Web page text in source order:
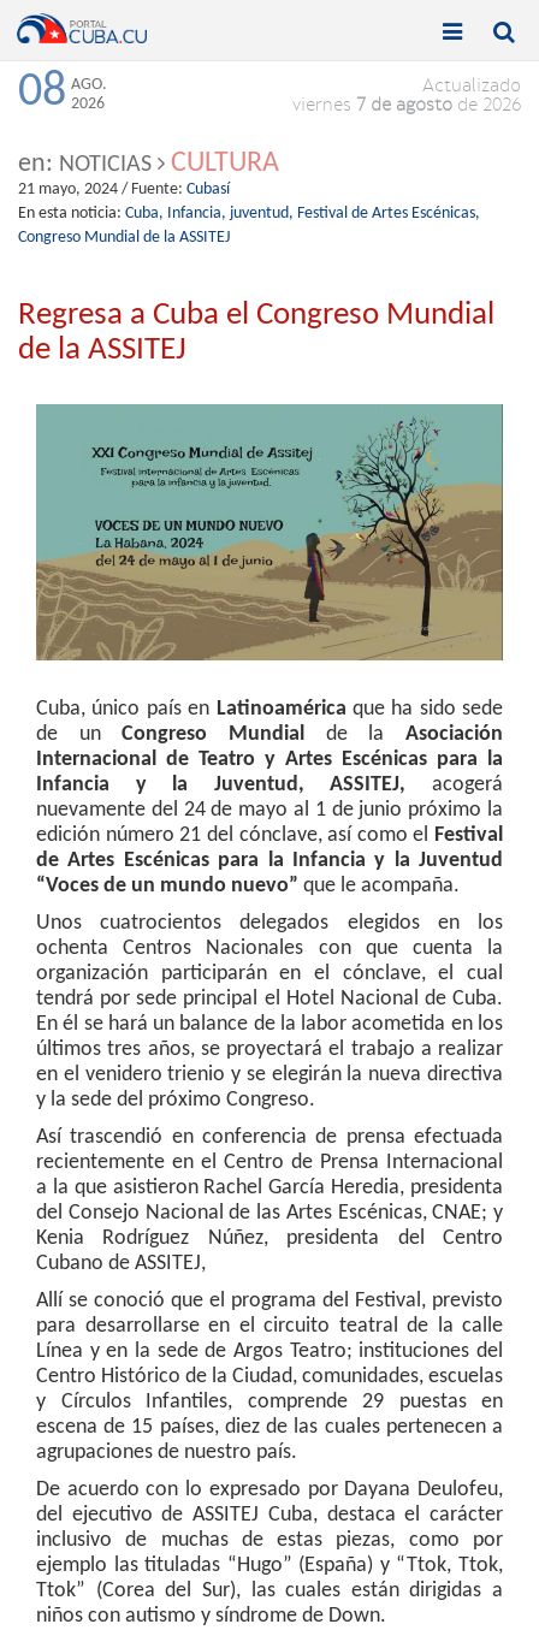
Toggle

Toggle

08 AGO.
2026
Actualizado
viernes 7 de agosto de 2026
en: NOTICIAS CULTURA
21 mayo, 2024 / Fuente: Cubasí
En esta noticia: Cuba, Infancia, juventud, Festival de Artes Escénicas,
Congreso Mundial de la ASSITEJ
Regresa a Cuba el Congreso Mundial
de la ASSITEJ
Cuba, único país en Latinoamérica que ha sido sede
de unCongreso Mundial de laAsociación
Internacional de Teatro y Artes Escénicas para la
Infancia y la Juventud, ASSITEJ, acogerá
nuevamente del 24 de mayo al 1 de junio próximo la
edición número 21 del cónclave, así como el Festival
de Artes Escénicas para la Infancia y la Juventud
“Voces de un mundo nuevo” que le acompaña.
Unos cuatrocientos delegados elegidos en los
ochenta Centros Nacionales con que cuenta la
organización participarán en el cónclave, el cual
tendrá por sede principal el Hotel Nacional de Cuba.
En él se hará un balance de la labor acometida en los
últimos tres años, se proyectará el trabajo a realizar
en el venidero trienio y se elegirán la nueva directiva
y la sede del próximo Congreso.
Así trascendió en conferencia de prensa efectuada
recientemente en el Centro de Prensa Internacional
a la que asistieron Rachel García Heredia, presidenta
del Consejo Nacional de las Artes Escénicas, CNAE; y
Kenia Rodríguez Núñez, presidenta del Centro
Cubano de ASSITEJ,
Allí se conoció que el programa del Festival, previsto
para desarrollarse en el circuito teatral de la calle
Línea y en la sede de Argos Teatro; instituciones del
Centro Histórico de la Ciudad, comunidades, escuelas
y Círculos Infantiles, comprende 29 puestas en
escena de 15 países, diez de las cuales pertenecen a
agrupaciones de nuestro país.
De acuerdo con lo expresado por Dayana Deulofeu,
del ejecutivo de ASSITEJ Cuba, destaca el carácter
inclusivo de muchas de estas piezas, como por
ejemplo las tituladas “Hugo” (España) y “Ttok, Ttok,
Ttok” (Corea del Sur), las cuales están dirigidas a
niños con autismo y síndrome de Down.